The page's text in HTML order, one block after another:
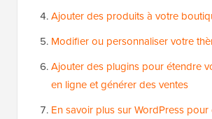
Ajouter des produits à votre
Modifier ou personnaliser votre
Ajouter des plugins pour étendre
en ligne et générer des ventes
En savoir plus sur WordPress